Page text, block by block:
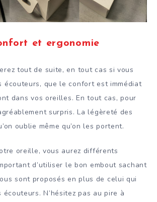
et ergonomie
tout de suite, en tout cas si vous
écouteurs, que le confort est immédiat
dans vos oreilles. En tout cas, pour
surpris. La légèreté des
oublie même qu’on les portent.
oreille, vous aurez différents
d’utiliser le bon embout sachant
sont proposés en plus de celui qui
N’hésitez pas au pire à